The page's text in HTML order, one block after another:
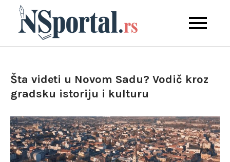
content
NS Portal
Srpska Atina kroz
neotkrivene kutke
Šta videti u Novom Sadu? Vodič kroz
gradsku istoriju i kulturu